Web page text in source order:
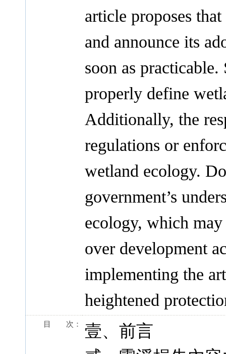
article proposes
and announce its
soon as
properly define
Additionally, the
regulations or
wetland ecology.
government’s
ecology, which
over development
implementing the
heightened
目 次：
壹、前言